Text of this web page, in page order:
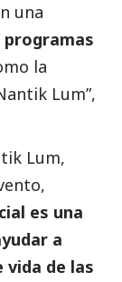
una
programas
la
Lum”,
Lum,
es una
a
vida de las